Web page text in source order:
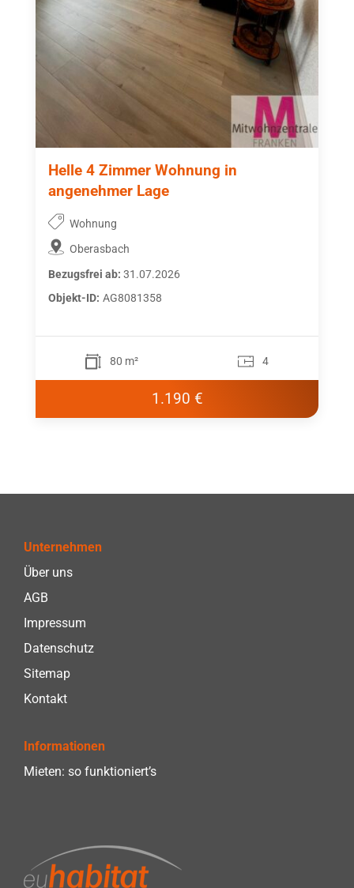
Helle 4 Zimmer Wohnung in
angenehmer Lage
Wohnung
Oberasbach
Bezugsfrei ab: 31.07.2026
Objekt-ID: AG8081358
80 m² 4
1.190 €
Unternehmen
Über uns
AGB
Impressum
Datenschutz
Sitemap
Kontakt
Informationen
Mieten: so funktioniert’s